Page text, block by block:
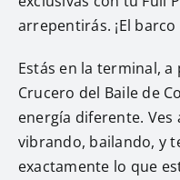
Financia tu Crucero
Español
arrepentirás. ¡El barco
Estás en la terminal,
Crucero del Baile de
energía diferente.
vibrando, bailando, y
exactamente lo que